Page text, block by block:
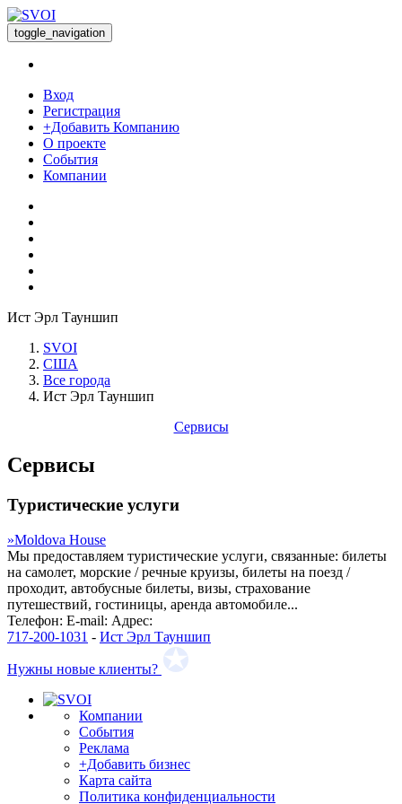
toggle_navigation
Вход
Регистрация
+Добавить Компанию
О проекте
События
Компании
Ист Эрл Тауншип
SVOI
США
Все города
Ист Эрл Тауншип
Сервисы
Сервисы
Туристические услуги
»Moldova House
Мы предоставляем туристические услуги, связанные: билеты
на самолет, морские / речные круизы, билеты на поезд /
проходит, автобусные билеты, визы, страхование
путешествий, гостиницы, аренда автомобиле...
Телефон: E-mail: Адрес:
717-200-1031 - Ист Эрл Тауншип
Нужны новые клиенты?
Компании
События
Реклама
+Добавить бизнес
Карта сайта
Политика конфиденциальности